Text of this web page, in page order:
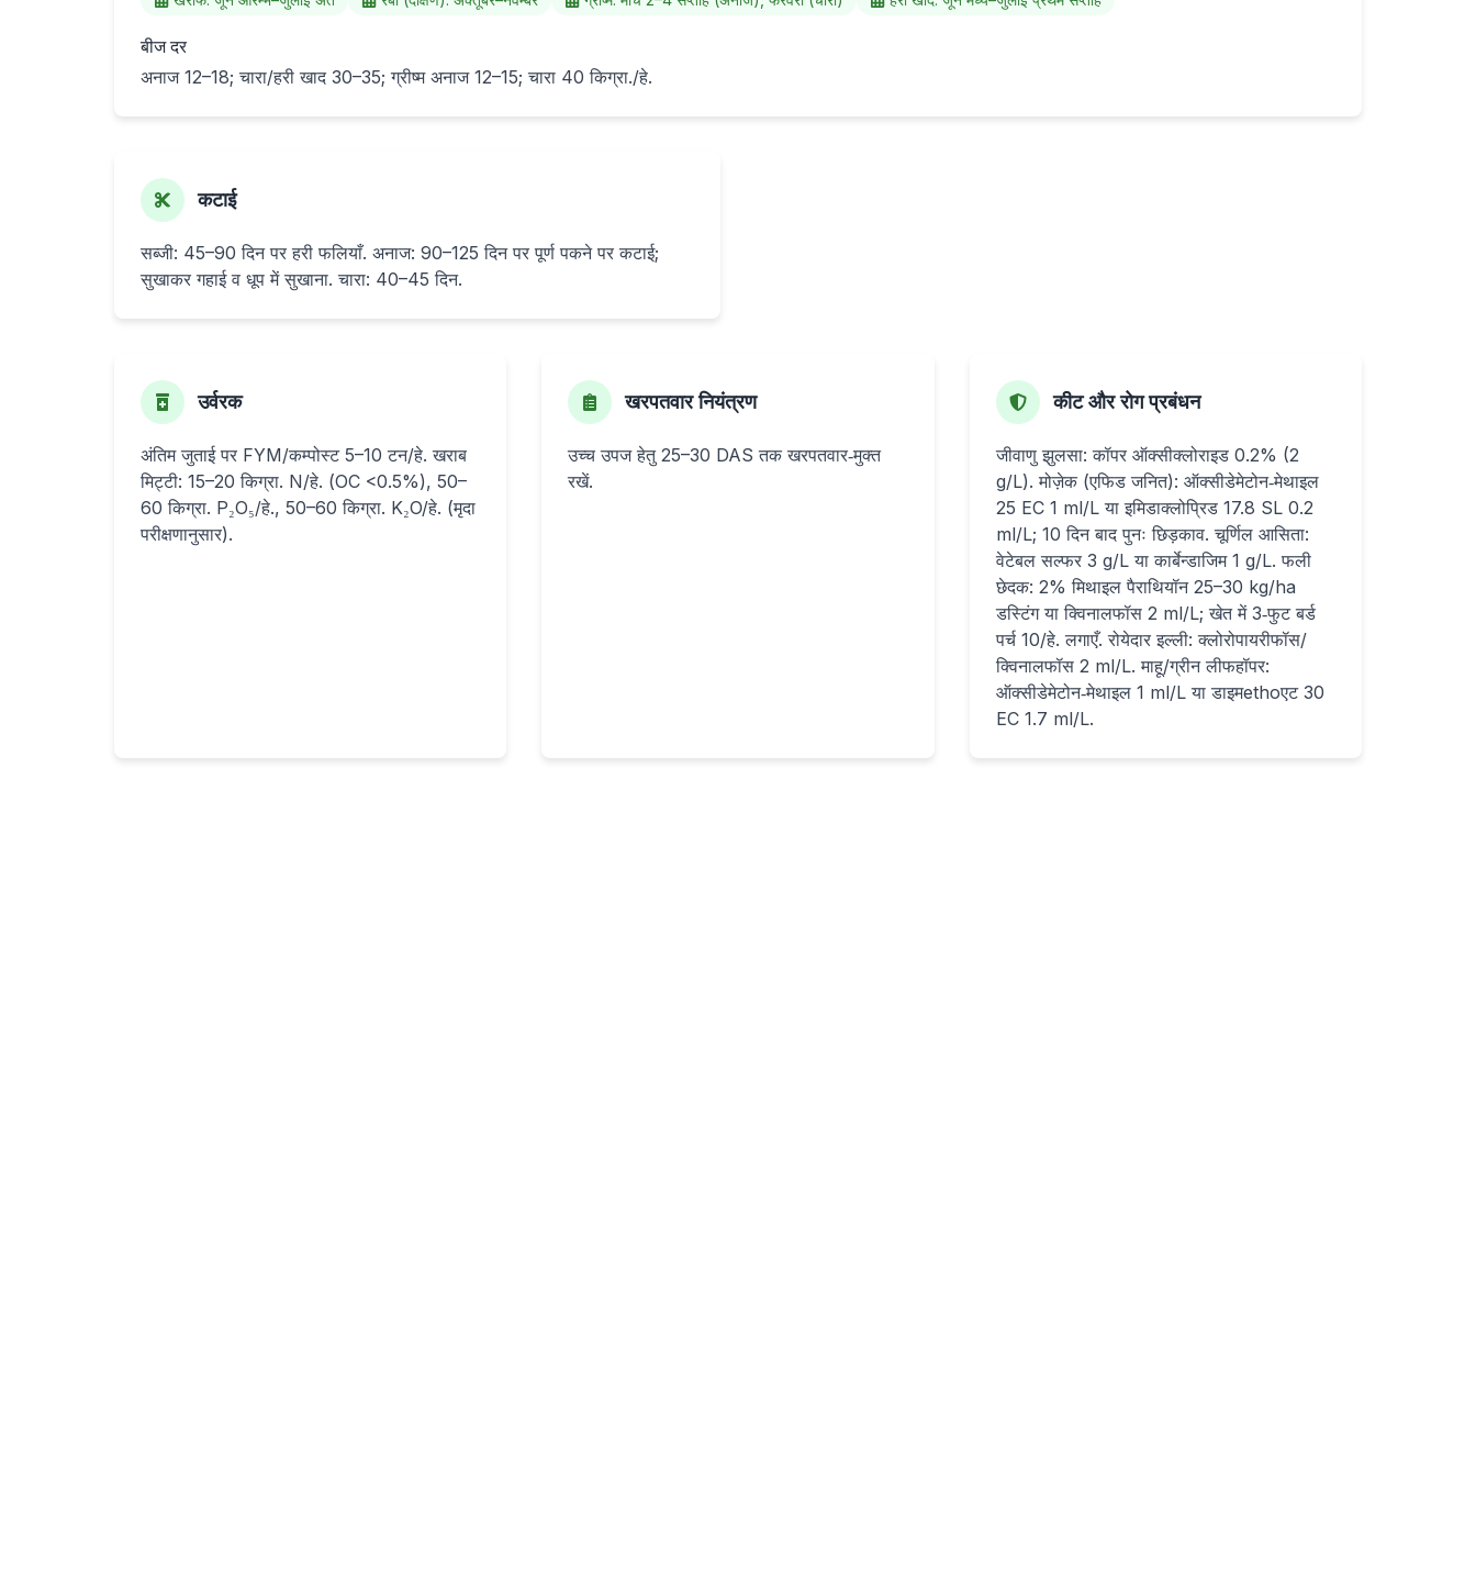
बीज दर
अनाज 12–18; चारा/हरी खाद 30–35; ग्रीष्म अनाज 12–15; चारा 40 किग्रा./हे.
कटाई
सब्जी: 45–90 दिन पर हरी फलियाँ. अनाज: 90–125 दिन पर पूर्ण पकने पर कटाई;
सुखाकर गहाई व धूप में सुखाना. चारा: 40–45 दिन.
उर्वरक
अंतिम जुताई पर FYM/कम्पोस्ट 5–10 टन/हे. खराब
मिट्टी: 15–20 किग्रा. N/हे. (OC <0.5%), 50–
60 किग्रा. P₂O₅/हे., 50–60 किग्रा. K₂O/हे. (मृदा
परीक्षणानुसार).
खरपतवार नियंत्रण
उच्च उपज हेतु 25–30 DAS तक खरपतवार‑मुक्त
रखें.
कीट और रोग प्रबंधन
जीवाणु झुलसा: कॉपर ऑक्सीक्लोराइड 0.2% (2
g/L). मोज़ेक (एफिड जनित): ऑक्सीडेमेटोन‑मेथाइल
25 EC 1 ml/L या इमिडाक्लोप्रिड 17.8 SL 0.2
ml/L; 10 दिन बाद पुनः छिड़काव. चूर्णिल आसिता:
वेटेबल सल्फर 3 g/L या कार्बेन्डाजिम 1 g/L. फली
छेदक: 2% मिथाइल पैराथियॉन 25–30 kg/ha
डस्टिंग या क्विनालफॉस 2 ml/L; खेत में 3‑फुट बर्ड
पर्च 10/हे. लगाएँ. रोयेदार इल्ली: क्लोरोपायरीफॉस/
क्विनालफॉस 2 ml/L. माहू/ग्रीन लीफहॉपर:
ऑक्सीडेमेटोन‑मेथाइल 1 ml/L या डाइमethoएट 30
EC 1.7 ml/L.